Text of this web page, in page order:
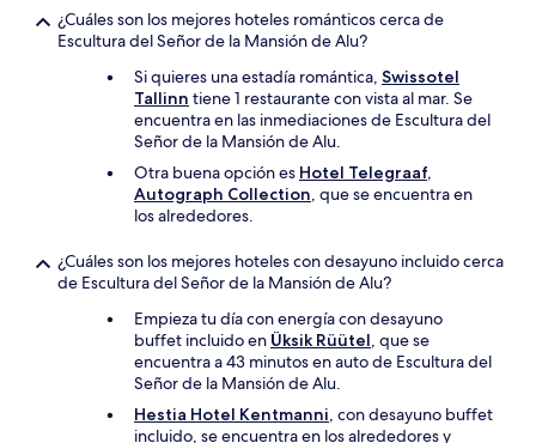
¿Cuáles son los mejores hoteles románticos cerca de
Escultura del Señor de la Mansión de Alu?
Si quieres una estadía romántica, Swissotel
Tallinn tiene 1 restaurante con vista al mar. Se
encuentra en las inmediaciones de Escultura del
Señor de la Mansión de Alu.
Otra buena opción es Hotel Telegraaf,
Autograph Collection, que se encuentra en
los alrededores.
¿Cuáles son los mejores hoteles con desayuno incluido cerca
de Escultura del Señor de la Mansión de Alu?
Empieza tu día con energía con desayuno
buffet incluido en Üksik Rüütel, que se
encuentra a 43 minutos en auto de Escultura del
Señor de la Mansión de Alu.
Hestia Hotel Kentmanni, con desayuno buffet
incluido, se encuentra en los alrededores y